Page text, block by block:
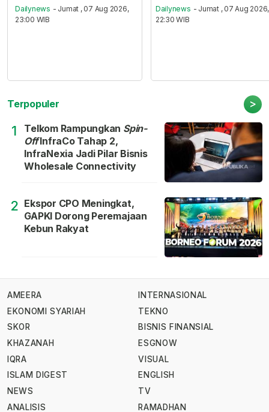
Dailynews - Jumat , 07 Aug 2026,
23:00 WIB
Dailynews - Jumat , 07 Aug 2026,
22:30 WIB
Terpopuler >
1 Telkom Rampungkan Spin-
OffInfraCo Tahap 2,
InfraNexia Jadi Pilar Bisnis
Wholesale Connectivity
2 Ekspor CPO Meningkat,
GAPKI Dorong Peremajaan
Kebun Rakyat
AMEERA
EKONOMI SYARIAH
SKOR
KHAZANAH
IQRA
ISLAM DIGEST
NEWS
ANALISIS
INTERNASIONAL
TEKNO
BISNIS FINANSIAL
ESGNOW
VISUAL
ENGLISH
TV
RAMADHAN